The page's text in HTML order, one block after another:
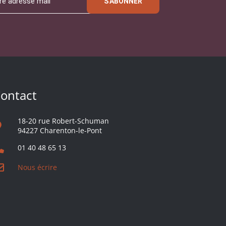
18-20 rue Robert-Schuman
94227 Charenton-le-Pont
01 40 48 65 13
Nous écrire